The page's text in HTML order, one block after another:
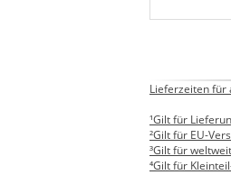
Lieferzeiten für
¹Gilt für
²Gilt für EU-
³Gilt für
⁴Gilt für